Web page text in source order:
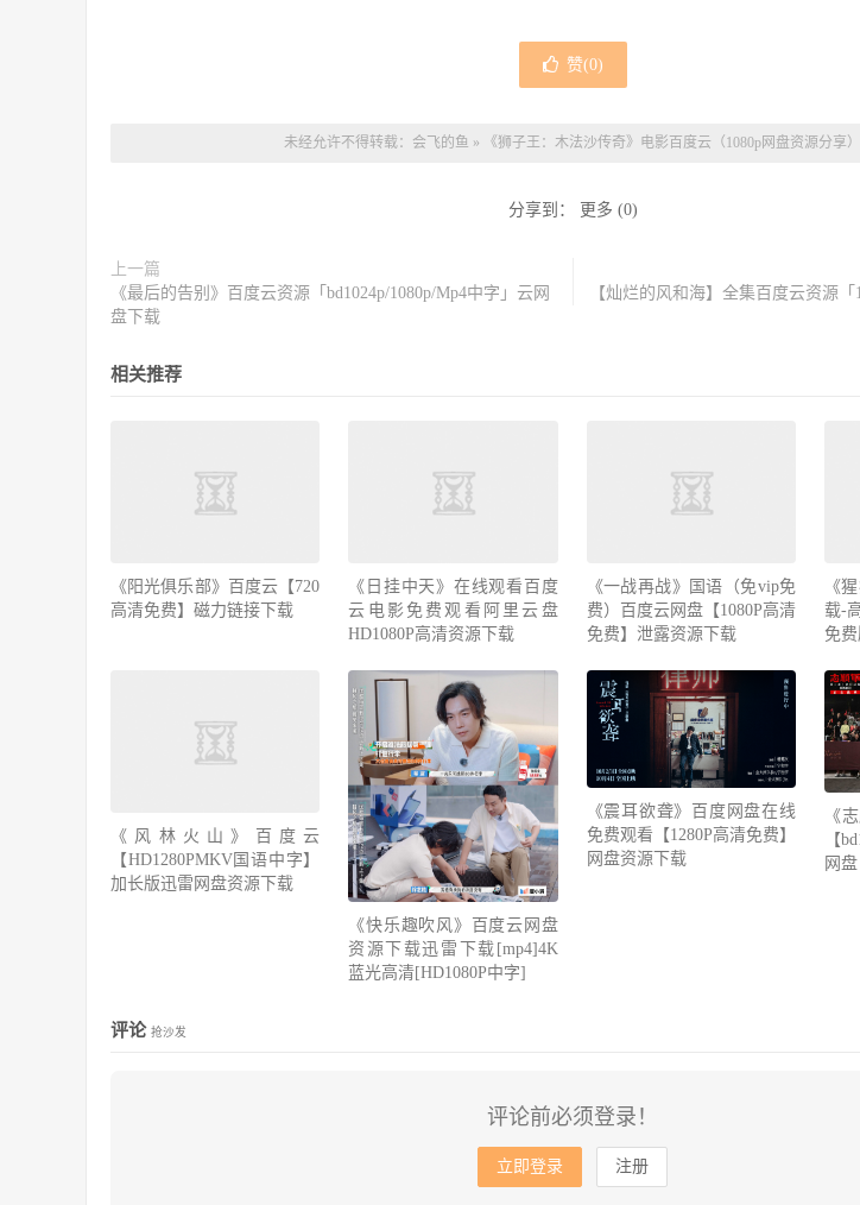
赞(0)
未经允许不得转载： 会飞的鱼 » 《狮子王：木法沙传奇》电影百度云（1080p网盘资源分享）
分享到： 更多 (0)
上一篇
《最后的告别》百度云资源「bd1024p/1080p/Mp4中字」云网
盘下载
【灿烂的风和海】全集百度云资源
相关推荐
《阳光俱乐部》百度云【720
高清免费】磁力链接下载
《日挂中天》在线观看百度
云电影免费观看阿里云盘
HD1080P高清资源下载
《一战再战》国语（免vip免
费）百度云网盘【1080P高清
免费】泄露资源下载
《
载-
免费
《风林火山》百度云
【HD1280PMKV国语中字】
加长版迅雷网盘资源下载
《快乐趣吹风》百度云网盘
资源下载迅雷下载[mp4]4K
蓝光高清[HD1080P中字]
《震耳欲聋》百度网盘在线
免费观看【1280P高清免费】
网盘资源下载
《
【
网盘
评论 抢沙发
评论前必须登录！
立即登录 注册